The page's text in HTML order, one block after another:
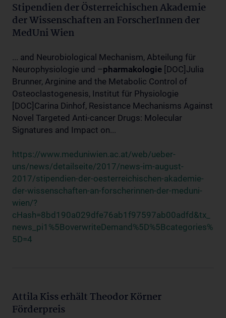
Stipendien der Österreichischen Akademie
der Wissenschaften an ForscherInnen der
MedUni Wien
... and Neurobiological Mechanism, Abteilung für
Neurophysiologie und –pharmakologie [DOC]Julia
Brunner, Arginine and the Metabolic Control of
Osteoclastogenesis, Institut für Physiologie
[DOC]Carina Dinhof, Resistance Mechanisms Against
Novel Targeted Anti-cancer Drugs: Molecular
Signatures and Impact on...
https://www.meduniwien.ac.at/web/ueber-
uns/news/detailseite/2017/news-im-august-
2017/stipendien-der-oesterreichischen-akademie-
der-wissenschaften-an-forscherinnen-der-meduni-
wien/?
cHash=8bd190a029dfe76ab1f97597ab00adfd&tx_
news_pi1%5BoverwriteDemand%5D%5Bcategories%
5D=4
Attila Kiss erhält Theodor Körner
Förderpreis